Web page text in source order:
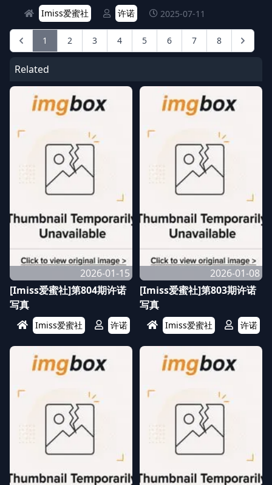
Imiss爱蜜社 许诺 2025-07-11
1 2 3 4 5 6 7 8
Related
2026-01-15
[Imiss爱蜜社]第804期许诺
写真
Imiss爱蜜社 许诺
2026-01-08
[Imiss爱蜜社]第803期许诺
写真
Imiss爱蜜社 许诺